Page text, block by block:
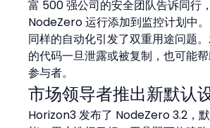
富 500 强公司的安全团队告诉同行
NodeZero 运行添加到监控计划中。
同样的自动化引发了双重用途问题
的代码一旦泄露或被复制，也可能
参与者。
市场领导者推出新默认
Horizon3 发布了 NodeZero 3.2，